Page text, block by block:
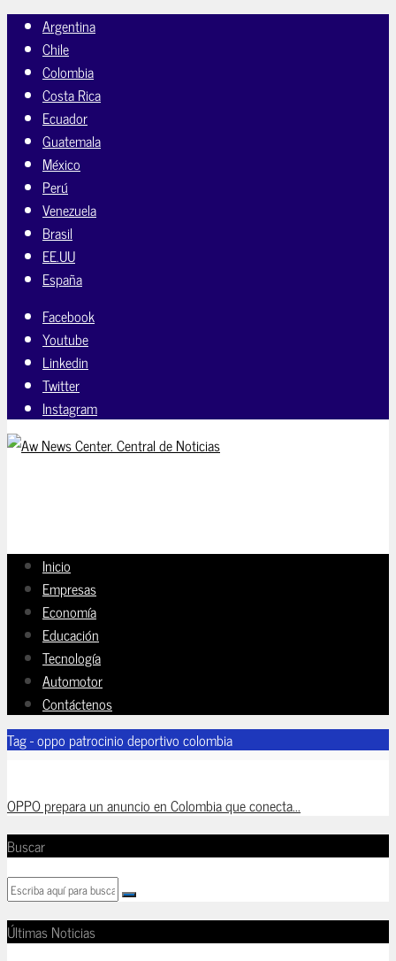
Argentina
Chile
Colombia
Costa Rica
Ecuador
Guatemala
México
Perú
Venezuela
Brasil
EE.UU
España
Facebook
Youtube
Linkedin
Twitter
Instagram
Inicio
Empresas
Economía
Educación
Tecnología
Automotor
Contáctenos
Tag - oppo patrocinio deportivo colombia
OPPO prepara un anuncio en Colombia que conecta...
Buscar
Últimas Noticias